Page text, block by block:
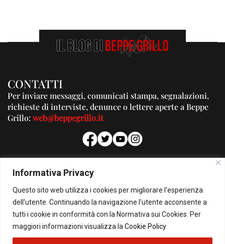
Informativa Privacy
Questo sito web utilizza i cookies per migliorare l'esperienza
dell'utente. Continuando la navigazione l'utente acconsente a
tutti i cookie in conformità con la Normativa sui Cookies. Per
maggiori informazioni visualizza la Cookie Policy
CONTATTI
Per inviare messaggi, comunicati stampa, segnalazioni,
richieste di interviste, denunce o lettere aperte a Beppe
Grillo:web@beppegrillo.it
PUBBLICITA'
Per la tua pubblicità su questo Blog:
pubblicita@beppegrillo.it